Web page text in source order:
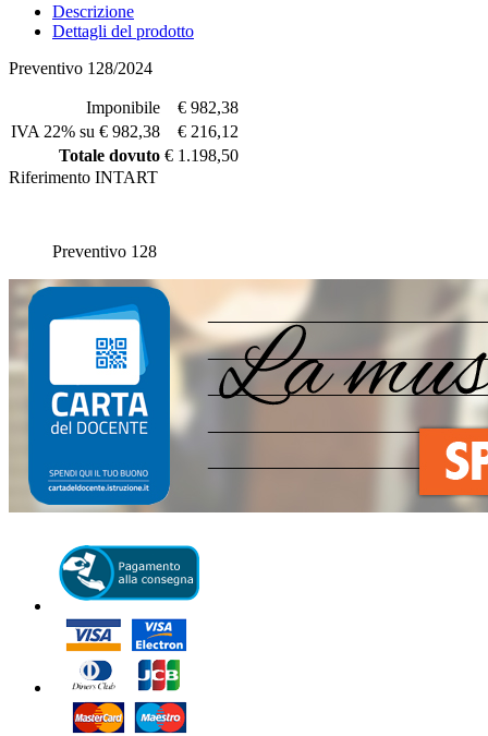
Descrizione
Dettagli del prodotto
Preventivo 128/2024
Imponibile
€ 982,38
IVA 22% su € 982,38
€ 216,12
Totale dovuto € 1.198,50
Riferimento INTART
Preventivo 128